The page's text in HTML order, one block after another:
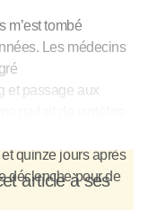
m’est tombé
Les médecins
et passage aux
quinze jours après
déclenche pour de
article à ses